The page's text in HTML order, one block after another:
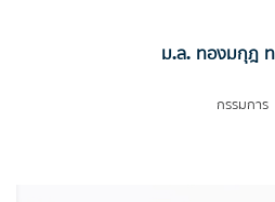
ม.ล. ทองมกุฎ
กรรมการ